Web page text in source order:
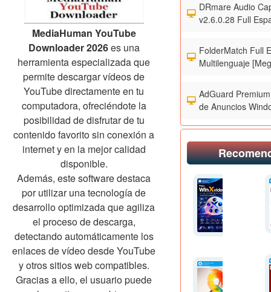
MediaHuman YouTube
Downloader 2026es una
herramienta especializada que
permite descargar vídeos de
YouTube directamente en tu
computadora, ofreciéndote la
posibilidad de disfrutar de tu
contenido favorito sin conexión a
internet y en la mejor calidad
disponible.
Además, este software destaca
por utilizar una tecnología de
desarrollo optimizada que agiliza
el proceso de descarga,
detectando automáticamente los
enlaces de vídeo desde YouTube
y otros sitios web compatibles.
Gracias a ello, el usuario puede
DRmare Audio
v2.6.0.28 Full
FolderMatch Full
Multilenguaje
AdGuard
de Anuncios